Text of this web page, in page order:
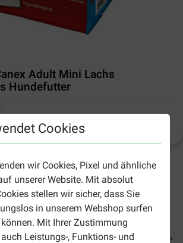
Cookies
wir Cookies, Pixel und ähnliche
unserer Website. Mit absolut
stellen wir sicher, dass Sie
in unserem Webshop surfen
Mit Ihrer Zustimmung
Leistungs-, Funktions- und
Adult Mini Lachs
Hundefutter
Produktinformation
2-4 Arbeitstage, sofern nicht anders angegeben
zzgl.Versandkosten
Adult Mini mit Lachsist ein vollwertiges,